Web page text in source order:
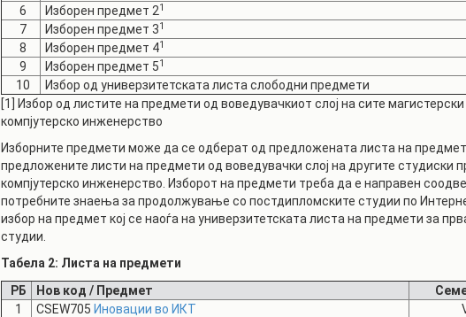
6
Изборен предмет 21
7
Изборен предмет 31
8
Изборен предмет 41
9
Изборен предмет 51
10
Избор од универзитетската листа слободни предмети
[1] Избор од листите на предмети од воведувачкиот слој на сите
компјутерско инженерство
Изборните предмети може да се одберат од предложената листа на
предложените листи на предмети од воведувачки слој на другите студиски
компјутерско инженерство. Изборот на предмети треба да е направен
потребните знаења за продолжување со постдипломските студии по
избор на предмет кој се наоѓа на универзитетската листа на предмети за
студии.
Табела 2: Листа на предмети
РБ
Нов код / Предмет
1 CSEW705 Иновации во ИКТ